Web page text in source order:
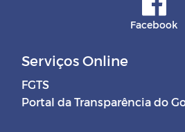
Facebook
Serviços Online
FGTS
Portal da Transparência do